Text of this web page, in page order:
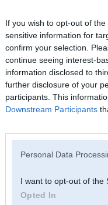
If you wish to opt-out of
sensitive information for
confirm your selection.
continue seeing interest-
information disclosed to
further disclosure of your
participants. This
Downstream Participants
Personal Data
I want to opt-out of the
Opted In
...vismaz korekti noņēmuš-bez īpašām